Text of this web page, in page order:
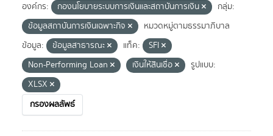
องค์กร: กองนโยบายระบบการเงินและสถาบันการเงิน
กลุ่ม:
ข้อมูลสถาบันการเงินเฉพาะกิจ
หมวดหมู่ตามธรรมาภิบาล
ข้อมูล:
ข้อมูลสาธารณะ แท็ค:
SFI
Non-Performing Loan
เงินให้สินเชื่อ
รูปแบบ:
XLSX
กรองผลลัพธ์